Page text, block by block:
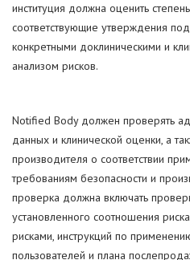
институция должна оценить
соответствующие утверждения
конкретными доклиническими и
анализом рисков.
Notified Body должен проверять
данных и клинической оценки, а
производителя о соответствии
требованиям безопасности и
проверка должна включать
установленного соотношения
рисками, инструкций по
пользователей и плана